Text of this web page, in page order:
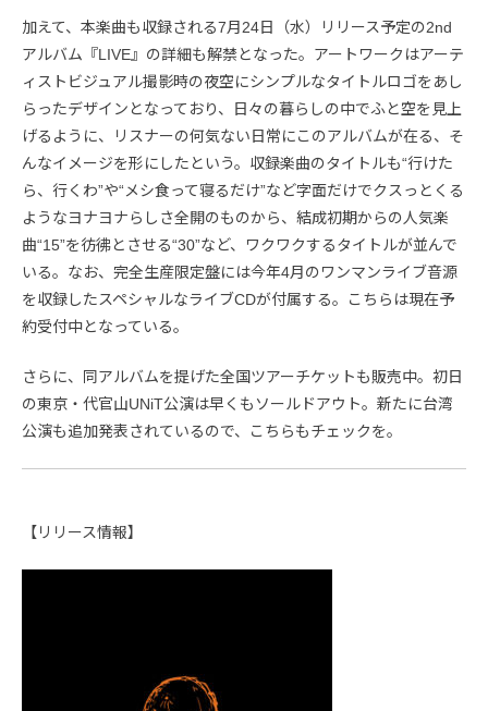
加えて、本楽曲も収録される7月24日（水）リリース予定の2nd
アルバム『LIVE』の詳細も解禁となった。アートワークはアーテ
ィストビジュアル撮影時の夜空にシンプルなタイトルロゴをあし
らったデザインとなっており、日々の暮らしの中でふと空を見上
げるように、リスナーの何気ない日常にこのアルバムが在る、そ
んなイメージを形にしたという。収録楽曲のタイトルも“行けた
ら、行くわ”や“メシ食って寝るだけ”など字面だけでクスっとくる
ようなヨナヨナらしさ全開のものから、結成初期からの人気楽
曲“15”を彷彿とさせる“30”など、ワクワクするタイトルが並んで
いる。なお、完全生産限定盤には今年4月のワンマンライブ音源
を収録したスペシャルなライブCDが付属する。こちらは現在予
約受付中となっている。
さらに、同アルバムを提げた全国ツアーチケットも販売中。初日
の東京・代官山UNiT公演は早くもソールドアウト。新たに台湾
公演も追加発表されているので、こちらもチェックを。
【リリース情報】